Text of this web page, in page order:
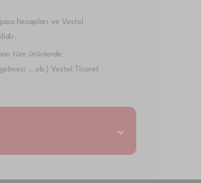
hesapları ve Vestel
tüm ürünlerde
...vb.) Vestel Ticaret